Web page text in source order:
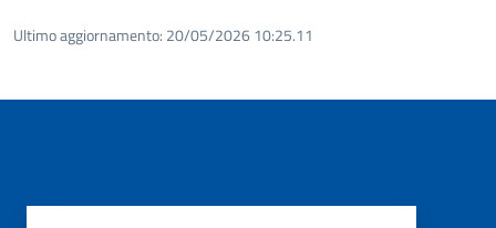
Ultimo aggiornamento: 20/05/2026 10:25.11